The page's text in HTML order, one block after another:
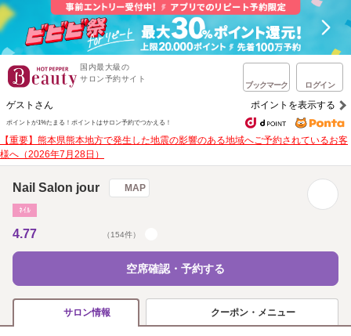
国内最大級の
サロン予約サイト
ブックマーク ログイン
ゲストさん ポイントを表示する
ポイントが1%たまる！ ポイントはサロン予約でつかえる！
【重要】熊本県熊本地方で発生した地震の影響のある地域へご予約されているお客
様へ（2026年7月28日）
Nail Salon jour MAP
ﾈｲﾙ
4.77 （154件）
空席確認・予約する
サロン情報 クーポン・メニュー